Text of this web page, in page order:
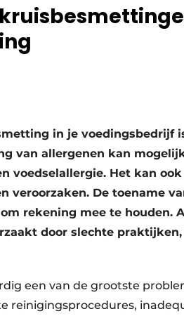
in je voedingsbedrijf
van allergenen kan
voedselallergie. Het kan
veroorzaken. De toename
rekening mee te houden.
door slechte
een van de grootste
reinigingsprocedures,